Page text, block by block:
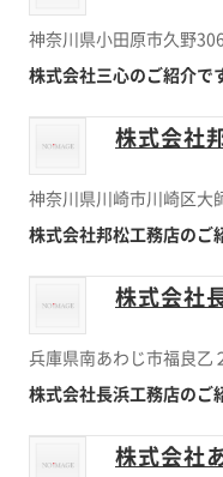
神奈川県小田原市久野
株式会社三心のご紹介で
株式会社
神奈川県川崎市川崎区大
株式会社邦松工務店のご
株式会社
兵庫県南あわじ市福良乙
株式会社長浜工務店のご
株式会社